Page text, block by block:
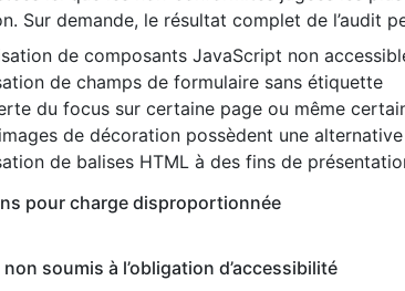
Sur demande, le résultat complet de l’audit
de composants JavaScript non
de champs de formulaire sans étiquette
du focus sur certaine page ou même
de décoration possèdent une
de balises HTML à des fins de
pour charge disproportionnée
soumis à l’obligation d’accessibilité